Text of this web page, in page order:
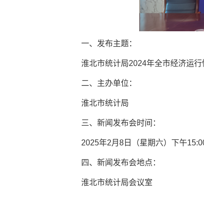
一、发布主题：
淮北市统计局2024年全市经济运行
二、主办单位：
淮北市统计局
三、新闻发布会时间：
2025年2月8日（星期六）下午
四、新闻发布会地点：
淮北市统计局会议室